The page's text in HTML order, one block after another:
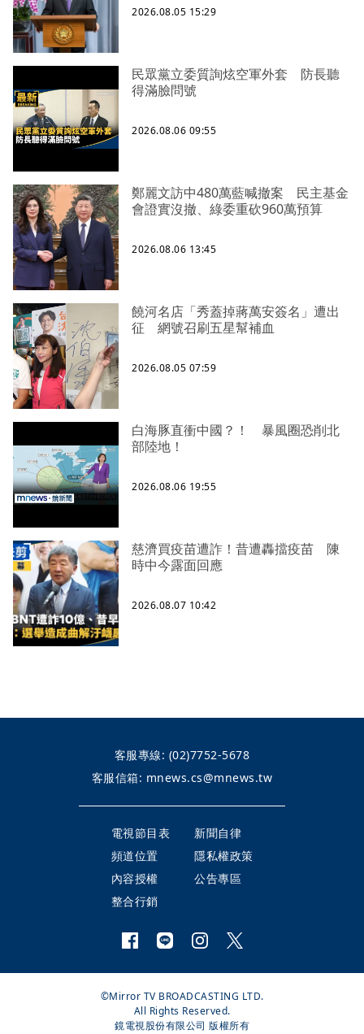
2026.08.05 15:29
民眾黨立委質詢炫空軍外套 防長聽
得滿臉問號
2026.08.06 09:55
鄭麗文訪中480萬藍喊撤案 民主基金
會證實沒撤、綠委重砍960萬預算
2026.08.06 13:45
饒河名店「秀蓋掉蔣萬安簽名」遭出
征 網號召刷五星幫補血
2026.08.05 07:59
白海豚直衝中國？！ 暴風圈恐削北
部陸地！
2026.08.06 19:55
慈濟買疫苗遭詐！昔遭轟擋疫苗 陳
時中今露面回應
2026.08.07 10:42
客服專線: (02)7752-5678
客服信箱: mnews.cs@mnews.tw
電視節目表
新聞自律
頻道位置
隱私權政策
內容授權
公告專區
整合行銷
©Mirror TV BROADCASTING LTD.
All Rights Reserved.
鏡電視股份有限公司 版權所有